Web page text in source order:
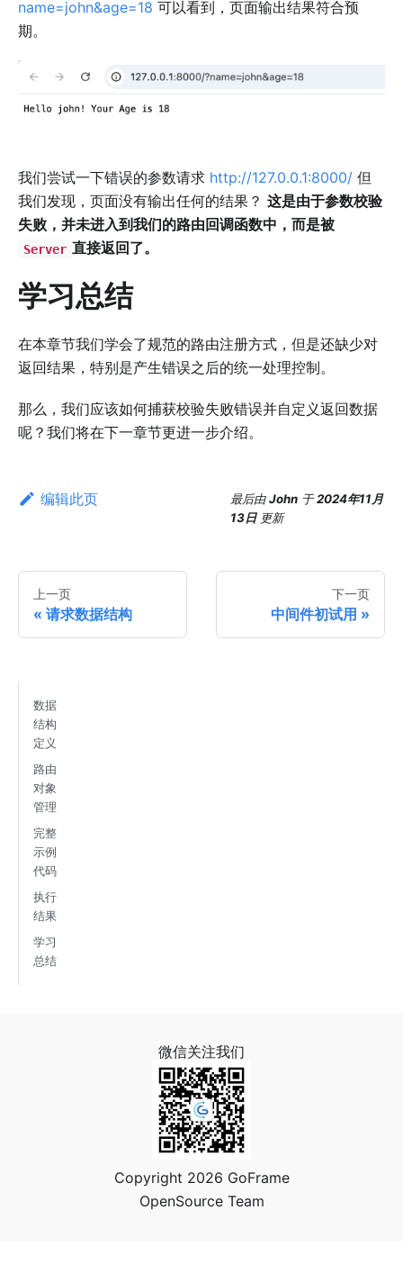
name=john&age=18 可以看到，页面输出结果符合预
期。
我们尝试一下错误的参数请求 http://127.0.0.1:8000/ 但
我们发现，页面没有输出任何的结果？ 这是由于参数校验
失败，并未进入到我们的路由回调函数中，而是被
Server 直接返回了。
学习总结
在本章节我们学会了规范的路由注册方式，但是还缺少对
返回结果，特别是产生错误之后的统一处理控制。
那么，我们应该如何捕获校验失败错误并自定义返回数据
呢？我们将在下一章节更进一步介绍。
编辑此页 最后由John 于2024年11月
13日 更新
上一页
请求数据结构
下一页
中间件初试用
数据
结构
定义
路由
对象
管理
完整
示例
代码
执行
结果
学习
总结
微信关注我们
Copyright 2026 GoFrame
OpenSource Team